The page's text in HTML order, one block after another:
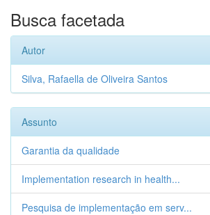
Busca facetada
Autor
Silva, Rafaella de Oliveira Santos
Assunto
Garantia da qualidade
Implementation research in health...
Pesquisa de implementação em serv...